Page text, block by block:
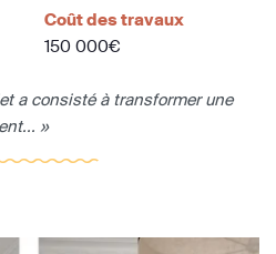
Coût des travaux
150 000€
a consisté à transformer une
»